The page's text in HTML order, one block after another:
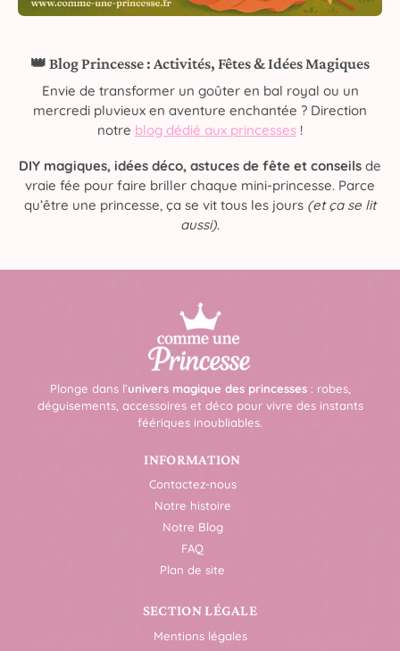
👑 Blog Princesse : Activités, Fêtes & Idées Magiques
Envie de transformer un goûter en bal royal ou un
mercredi pluvieux en aventure enchantée ? Direction
notre blog dédié aux princesses !
DIY magiques, idées déco, astuces de fête et conseils de
vraie fée pour faire briller chaque mini-princesse. Parce
qu’être une princesse, ça se vit tous les jours (et ça se lit
aussi).
Plonge dans l’univers magique des princesses: robes,
déguisements, accessoires et déco pour vivre des instants
féériques inoubliables.
INFORMATION
Contactez-nous
Notre histoire
Notre Blog
FAQ
Plan de site
SECTION LÉGALE
Mentions légales